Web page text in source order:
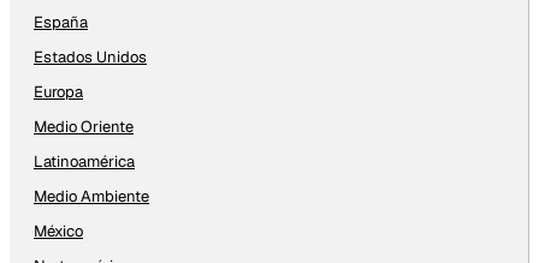
España
Estados Unidos
Europa
Medio Oriente
Latinoamérica
Medio Ambiente
México